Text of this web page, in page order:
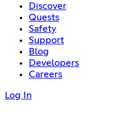
Discover
Quests
Safety
Support
Blog
Developers
Careers
Log In